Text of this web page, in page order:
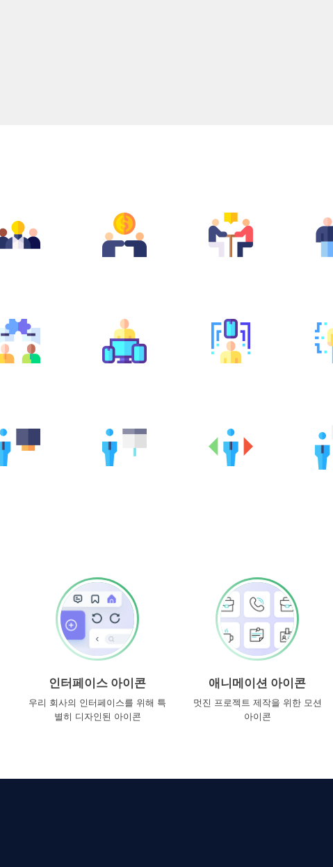
인터페이스 아이콘
우리 회사의 인터페이스를 위해 특
별히 디자인된 아이콘
애니메이션 아이콘
멋진 프로젝트 제작을 위한 모션
아이콘